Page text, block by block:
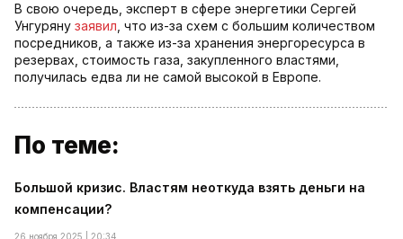
В свою очередь, эксперт в сфере энергетики Сергей
Унгуряну заявил , что из-за схем с большим количеством
посредников, а также из-за хранения энергоресурса в
резервах, стоимость газа, закупленного властями,
получилась едва ли не самой высокой в Европе.
По теме:
Большой кризис. Властям неоткуда взять деньги на
компенсации?
26 ноября 2025 | 20:34